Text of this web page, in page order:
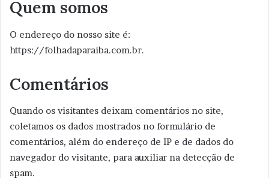
Quem somos
O endereço do nosso site é:
https://folhadaparaiba.com.br.
Comentários
Quando os visitantes deixam comentários no site,
coletamos os dados mostrados no formulário de
comentários, além do endereço de IP e de dados do
navegador do visitante, para auxiliar na detecção de
spam.